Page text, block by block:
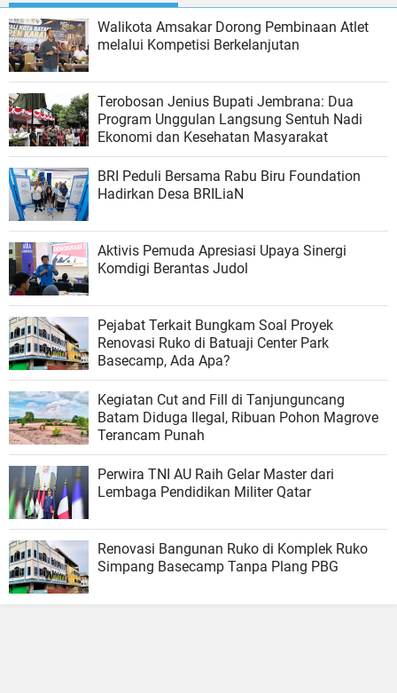
Walikota Amsakar Dorong Pembinaan Atlet
melalui Kompetisi Berkelanjutan
Terobosan Jenius Bupati Jembrana: Dua
Program Unggulan Langsung Sentuh Nadi
Ekonomi dan Kesehatan Masyarakat
BRI Peduli Bersama Rabu Biru Foundation
Hadirkan Desa BRILiaN
Aktivis Pemuda Apresiasi Upaya Sinergi
Komdigi Berantas Judol
Pejabat Terkait Bungkam Soal Proyek
Renovasi Ruko di Batuaji Center Park
Basecamp, Ada Apa?
Kegiatan Cut and Fill di Tanjunguncang
Batam Diduga Ilegal, Ribuan Pohon Magrove
Terancam Punah
Perwira TNI AU Raih Gelar Master dari
Lembaga Pendidikan Militer Qatar
Renovasi Bangunan Ruko di Komplek Ruko
Simpang Basecamp Tanpa Plang PBG